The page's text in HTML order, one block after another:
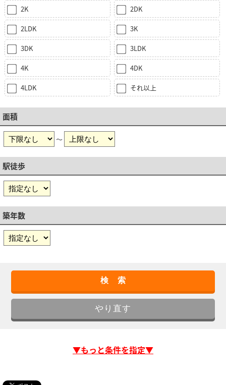
2K 2DK
2LDK 3K
3DK 3LDK
4K 4DK
4LDK それ以上
面積
～
駅徒歩
築年数
▼もっと条件を指定▼